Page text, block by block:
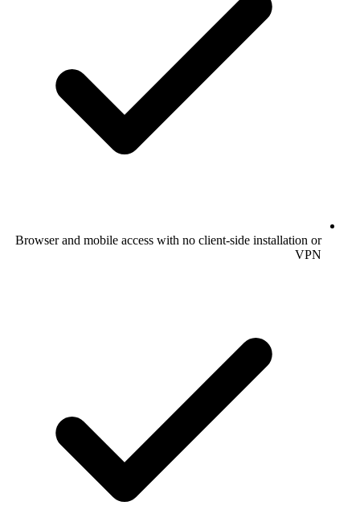
Browser and mobile access with no client-side installation or
VPN